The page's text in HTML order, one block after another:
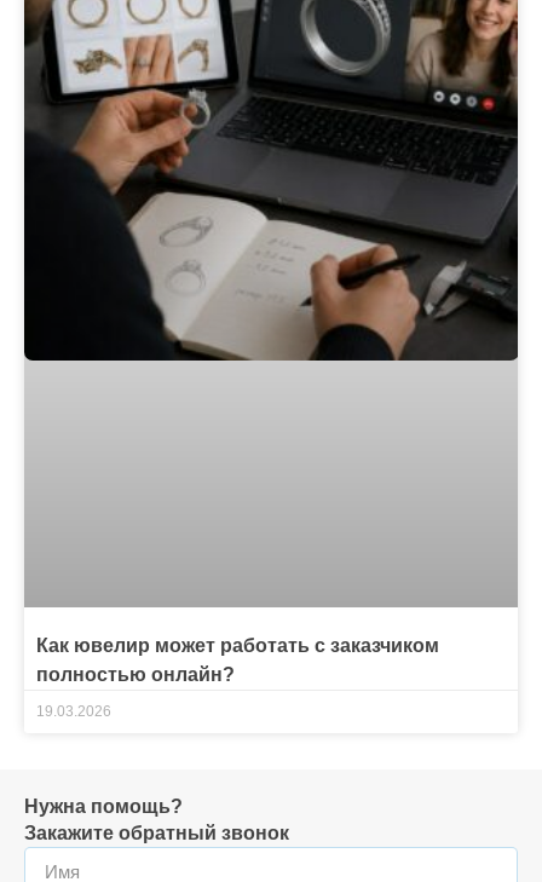
Как ювелир может работать с заказчиком
полностью онлайн?
19.03.2026
Нужна помощь?
Закажите обратный звонок